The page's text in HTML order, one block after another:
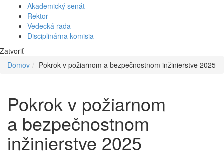
Akademický senát
Rektor
Vedecká rada
Disciplinárna komisia
Zatvoriť
Domov
Pokrok v požiarnom a bezpečnostnom inžinierstve 2025
Pokrok v požiarnom
a bezpečnostnom
inžinierstve 2025